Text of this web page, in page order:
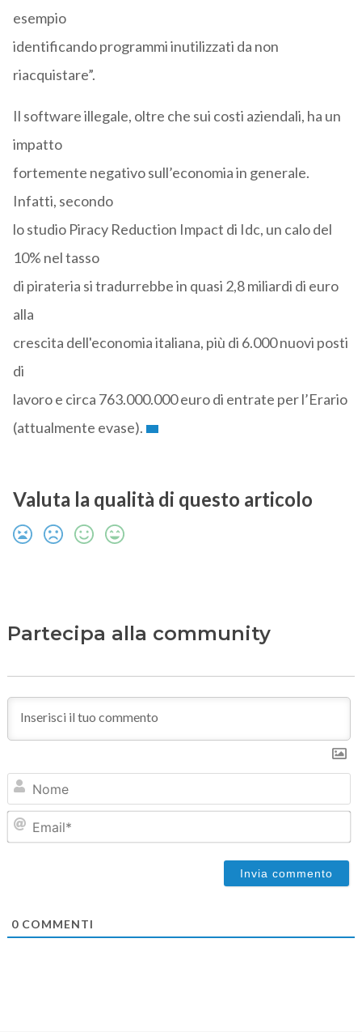
esempio
identificando programmi inutilizzati da non
riacquistare”.
Il software illegale, oltre che sui costi aziendali, ha un
impatto
fortemente negativo sull’economia in generale.
Infatti, secondo
lo studio Piracy Reduction Impact di Idc, un calo del
10% nel tasso
di pirateria si tradurrebbe in quasi 2,8 miliardi di euro
alla
crescita dell'economia italiana, più di 6.000 nuovi posti
di
lavoro e circa 763.000.000 euro di entrate per l’Erario
(attualmente evase).
Valuta la qualità di questo articolo
Partecipa alla community
0COMMENTI